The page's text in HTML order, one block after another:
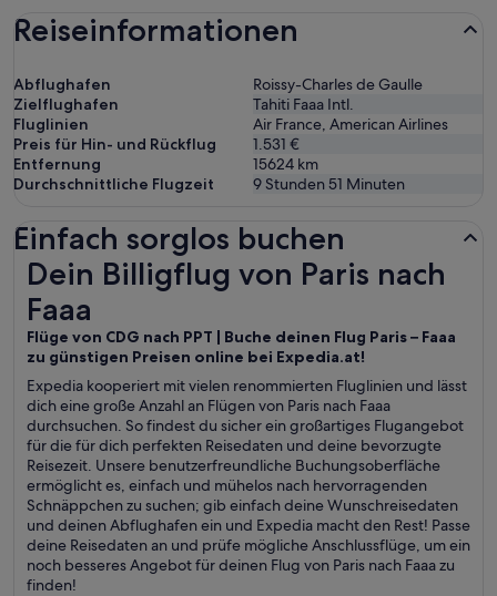
Reiseinformationen
Abflughafen
Roissy-Charles de Gaulle
Zielflughafen
Tahiti Faaa Intl.
Fluglinien
Air France, American Airlines
Preis für Hin- und Rückflug
1.531 €
Entfernung
15624 km
Durchschnittliche Flugzeit
9 Stunden 51 Minuten
Einfach sorglos buchen
Dein Billigflug von Paris nach
Faaa
Flüge von CDG nach PPT | Buche deinen Flug Paris – Faaa
zu günstigen Preisen online bei Expedia.at!
Expedia kooperiert mit vielen renommierten Fluglinien und lässt
dich eine große Anzahl an Flügen von Paris nach Faaa
durchsuchen. So findest du sicher ein großartiges Flugangebot
für die für dich perfekten Reisedaten und deine bevorzugte
Reisezeit. Unsere benutzerfreundliche Buchungsoberfläche
ermöglicht es, einfach und mühelos nach hervorragenden
Schnäppchen zu suchen; gib einfach deine Wunschreisedaten
und deinen Abflughafen ein und Expedia macht den Rest! Passe
deine Reisedaten an und prüfe mögliche Anschlussflüge, um ein
noch besseres Angebot für deinen Flug von Paris nach Faaa zu
finden!
Dein Billigflug von Paris nach Faaa